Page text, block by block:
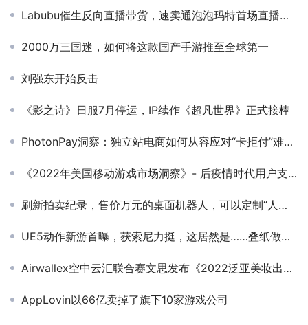
Labubu催生反向直播带货，速卖通泡泡玛特首场直播新品秒空
2000万三国迷，如何将这款国产手游推至全球第一
刘强东开始反击
《影之诗》日服7月停运，IP续作《超凡世界》正式接棒
PhotonPay洞察：独立站电商如何从容应对“卡拒付”难题？
《2022年美国移动游戏市场洞察》- 后疫情时代用户支出首次缩减至223亿美元
刷新拍卖纪录，售价万元的桌面机器人，可以定制“人的身体”了？
UE5动作新游首曝，获索尼力挺，这居然是……叠纸做的？
Airwallex空中云汇联合赛文思发布《2022泛亚美妆出海行业报告》，探索国货美妆出海全攻略
AppLovin以66亿卖掉了旗下10家游戏公司